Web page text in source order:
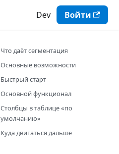
Dev Войти
Что даёт сегментация
Основные возможности
Быстрый старт
Основной функционал
Столбцы в таблице «по
умолчанию»
Куда двигаться дальше